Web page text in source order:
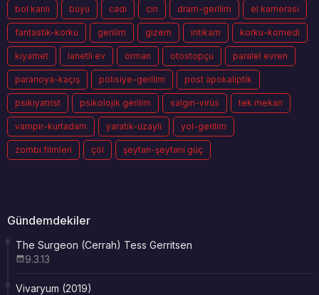
bol kanlı büyü cadı cin dram-gerilim el kamerası
fantastik-korku gerilim gizem intikam korku-komedi
kıyamet lanetli ev orman otostopçu paralel evren
paranoya-kaçış polisiye-gerilim post apokaliptik
psikiyatrist psikolojik gerilim salgın-virüs tek mekan
vampir-kurtadam yaratık-uzaylı yol-gerilim
zombi filmleri çöl şeytan-şeytani güç
Gündemdekiler
The Surgeon (Cerrah) Tess Gerritsen
9.3.13
Vivaryum (2019)